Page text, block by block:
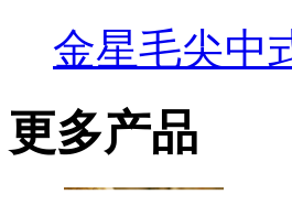
金星毛尖中
更多产品